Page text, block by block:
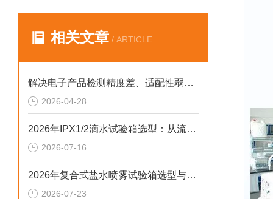
相关文章 / ARTICLE
解决电子产品检测精度差、适配性弱、运维繁琐痛点的2026选型标准
2026-04-28
2026年IPX1/2滴水试验箱选型：从流量闭环控制看防水检测一致性
2026-07-16
2026年复合式盐水喷雾试验箱选型与应用技术指南
2026-07-23